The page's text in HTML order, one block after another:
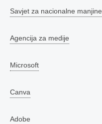
Savjet za nacionalne manjine
Agencija za medije
Microsoft
Canva
Adobe